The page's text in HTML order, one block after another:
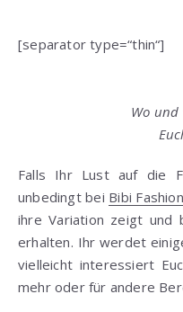
[separator type=“thin“]
Wo und
Falls Ihr Lust auf die
unbedingt bei Bibi
ihre Variation zeigt und
erhalten. Ihr werdet
vielleicht interessiert
mehr oder für andere